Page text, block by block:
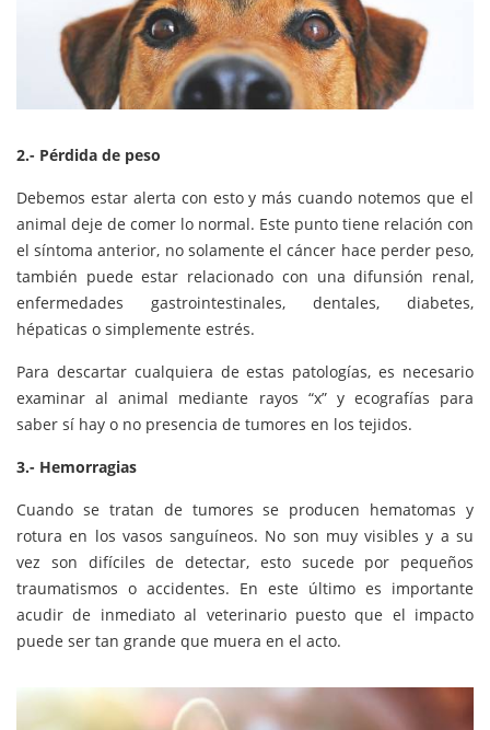
2.- Pérdida de peso
Debemos estar alerta con esto y más cuando notemos que el
animal deje de comer lo normal. Este punto tiene relación con
el síntoma anterior, no solamente el cáncer hace perder peso,
también puede estar relacionado con una difunsión renal,
enfermedades gastrointestinales, dentales, diabetes,
hépaticas o simplemente estrés.
Para descartar cualquiera de estas patologías, es necesario
examinar al animal mediante rayos “x” y ecografías para
saber sí hay o no presencia de tumores en los tejidos.
3.- Hemorragias
Cuando se tratan de tumores se producen hematomas y
rotura en los vasos sanguíneos. No son muy visibles y a su
vez son difíciles de detectar, esto sucede por pequeños
traumatismos o accidentes. En este último es importante
acudir de inmediato al veterinario puesto que el impacto
puede ser tan grande que muera en el acto.